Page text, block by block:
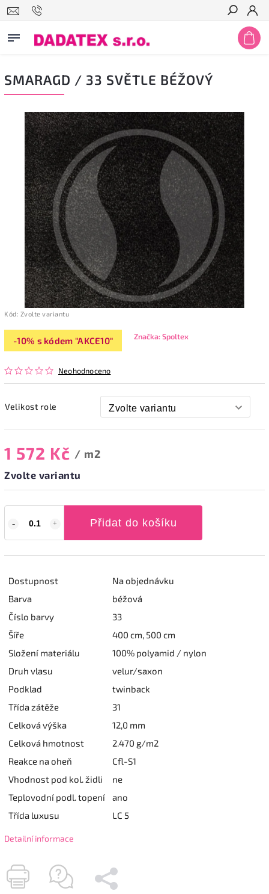
Hledat
SMARAGD / 33 SVĚTLE BÉŽOVÝ
Kód: Zvolte variantu
-10% s kódem "AKCE10"
Neohodnoceno
Značka:Spoltex
Velikost role
1 572 Kč / m2
Zvolte variantu
Přidat do košíku
Dostupnost
Na objednávku
Barva
béžová
Číslo barvy
33
Šíře
400 cm, 500 cm
Složení materiálu
100% polyamid / nylon
Druh vlasu
velur/saxon
Podklad
twinback
Třída zátěže
31
Celková výška
12,0 mm
Celková hmotnost
2.470 g/m2
Reakce na oheň
Cfl-S1
Vhodnost pod kol. židli
ne
Teplovodní podl. topení
ano
Třída luxusu
LC 5
Detailní informace